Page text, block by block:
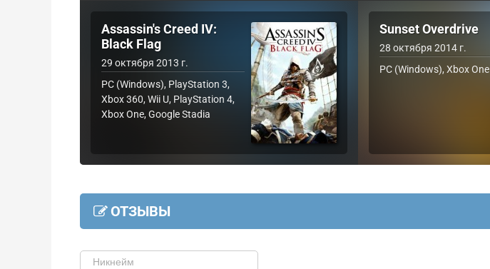
Assassin's Creed IV:
Black Flag
29 октября 2013 г.
PC (Windows), PlayStation 3,
Xbox 360, Wii U, PlayStation 4,
Xbox One, Google Stadia
Sunset Overdrive
28 октября 2014 г.
PC (Windows), Xbox One
ОТЗЫВЫ